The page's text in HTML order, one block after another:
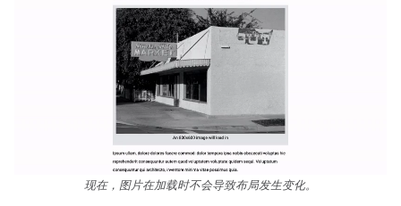
现在，图片在加载时不会导致布局发生变化。